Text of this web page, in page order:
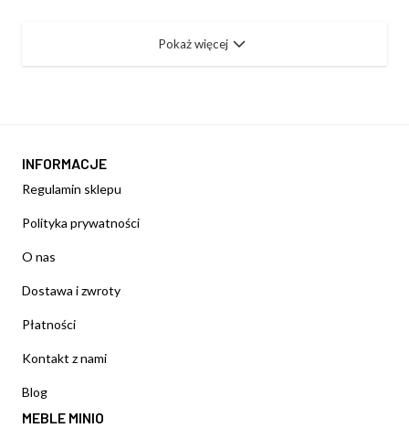
Pokaż więcej
INFORMACJE
Regulamin sklepu
Polityka prywatności
O nas
Dostawa i zwroty
Płatności
Kontakt z nami
Blog
MEBLE MINIO